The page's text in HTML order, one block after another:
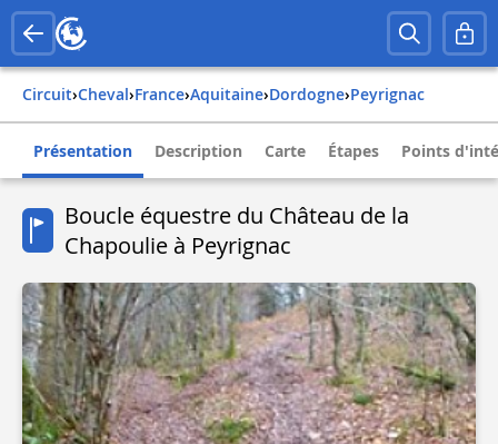
Circuit› Cheval› france› aquitaine› dordogne› peyrignac
Présentation Description Carte Étapes Points
Boucle équestre du Château de la
Chapoulie à Peyrignac